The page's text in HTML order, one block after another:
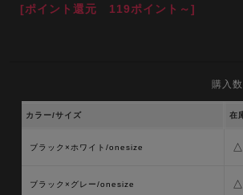
[ポイント還元 119ポイント～]
購入
カラー/サイズ 在
ブラック×ホワイト/onesize △
ブラック×グレー/onesize △